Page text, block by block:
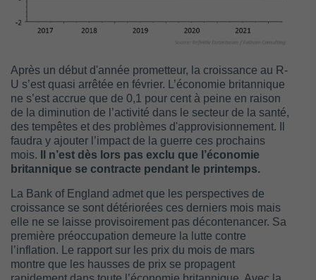
Après un début d'année prometteur, la croissance au R-
U s’est quasi arrêtée en février. L’économie britannique
ne s’est accrue que de 0,1 pour cent à peine en raison
de la diminution de l’activité dans le secteur de la santé,
des tempêtes et des problèmes d'approvisionnement. Il
faudra y ajouter l’impact de la guerre ces prochains
mois.
Il n’est dès lors pas exclu que l’économie
britannique se contracte pendant le printemps.
La Bank of England admet que les perspectives de
croissance se sont détériorées ces derniers mois mais
elle ne se laisse provisoirement pas décontenancer. Sa
première préoccupation demeure la lutte contre
l’inflation. Le rapport sur les prix du mois de mars
montre que les hausses de prix se propagent